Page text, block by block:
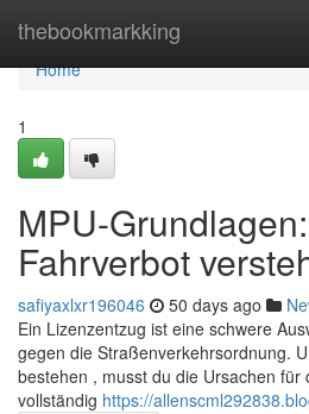
thebookmarkking
Home
Home
1
MPU-
Fahrverbot
safiyaxlxr196046 50 days ago
Ein Lizenzentzug ist eine schwere
gegen die Straßenverkehrsordnung.
bestehen , musst du die Ursachen für
vollständig https://